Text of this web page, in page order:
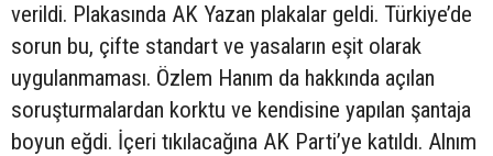
verildi. Plakasında AK Yazan plakalar geldi. Türkiye’de
sorun bu, çifte standart ve yasaların eşit olarak
uygulanmaması. Özlem Hanım da hakkında açılan
soruşturmalardan korktu ve kendisine yapılan şantaja
boyun eğdi. İçeri tıkılacağına AK Parti’ye katıldı. Alnım